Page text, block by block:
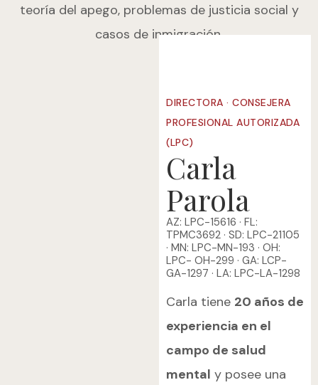
teoría del apego, problemas de justicia social y
casos de inmigración.
DIRECTORA · CONSEJERA
PROFESIONAL AUTORIZADA
(LPC)
Carla
Parola
AZ: LPC-15616 · FL:
TPMC3692 · SD: LPC-21105
· MN: LPC-MN-193 · OH:
LPC- OH-299 · GA: LCP-
GA-1297 · LA: LPC-LA-1298
Carla tiene 20 años de
experiencia en el
campo de salud
mental y posee una